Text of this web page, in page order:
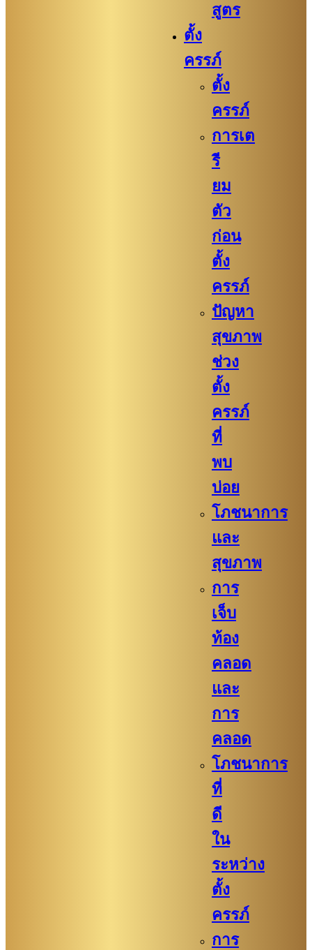
สูตร
ตั้ง
ครรภ์
ตั้ง
ครรภ์
การเต
รี
ยม
ตัว
ก่อน
ตั้ง
ครรภ์​
ปัญหา
สุขภาพ
ช่วง
ตั้ง
ครรภ์
ที่
พบ
บ่อย
โภชนาการ
และ
สุขภาพ
การ
เจ็บ
ท้อง
คลอด
และ
การ
คลอด
โภชนาการ
ที่
ดี
ใน
ระหว่าง
ตั้ง
ครรภ์
การ